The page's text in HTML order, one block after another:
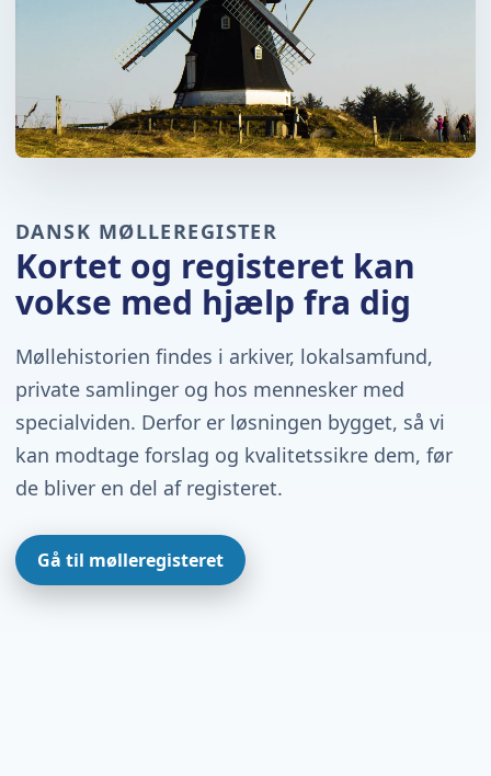
DANSK MØLLEREGISTER
Kortet og registeret kan
vokse med hjælp fra dig
Møllehistorien findes i arkiver, lokalsamfund,
private samlinger og hos mennesker med
specialviden. Derfor er løsningen bygget, så vi
kan modtage forslag og kvalitetssikre dem, før
de bliver en del af registeret.
Gå til mølleregisteret